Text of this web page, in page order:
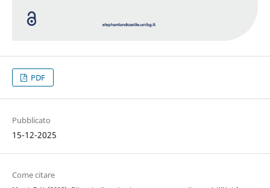
PDF
Pubblicato
15-12-2025
Come citare